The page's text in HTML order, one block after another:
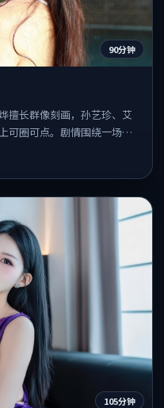
90分钟
擅长群像刻画，孙艺珍、艾
可圈可点。剧情围绕一场意
105分钟